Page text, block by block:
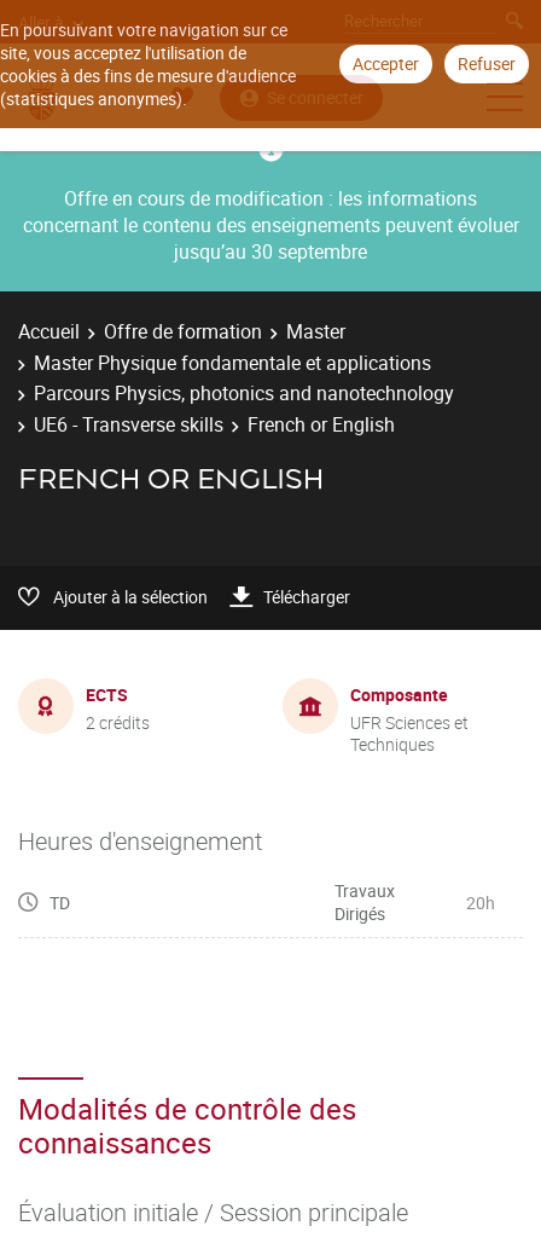
En poursuivant votre navigation sur ce
site, vous acceptez l'utilisation de
cookies à des fins de mesure d'audience
(statistiques anonymes).
Accepter Refuser
Aller à
Se connecter
Offre en cours de modification : les informations
concernant le contenu des enseignements peuvent évoluer
jusqu’au 30 septembre
Accueil Offre de formation
Master
Master Physique fondamentale et applications
Parcours Physics, photonics and nanotechnology
UE6 - Transverse skills
French or English
FRENCH OR ENGLISH
Ajouter à la sélection Télécharger
ECTS
2 crédits
Composante
UFR Sciences et
Techniques
Heures d'enseignement
TD
Travaux
Dirigés
20h
Modalités de contrôle des
connaissances
Évaluation initiale / Session principale